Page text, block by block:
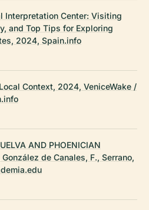
Interpretation Center: Visiting
and Top Tips for Exploring
2024, Spain.info
Context, 2024, VeniceWake /
AND PHOENICIAN
González de Canales, F., Serrano,